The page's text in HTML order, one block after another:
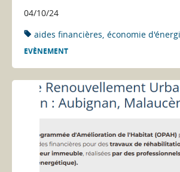
04/10/24
aides financières économie
EVÈNEMENT